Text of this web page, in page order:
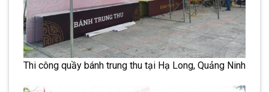
Thi công quầy bánh trung thu tại Hạ Long, Quảng Ninh